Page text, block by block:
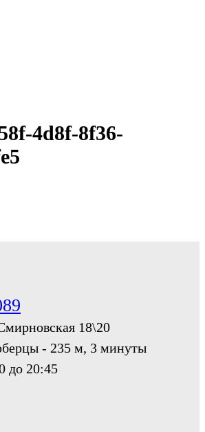
4d8f-8f36-
18\20
- 235 м, 3 минуты
до 20:45